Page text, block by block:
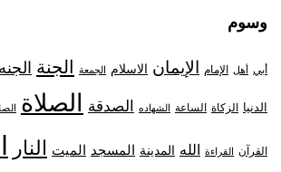
وسوم
أبي أهل الإمام الإيمان الاسلام الجمعة الجنة الجنه
الدنيا الزكاة الساعة الشهاده الصدقة الصلاة
القرآن القراءة الله المدينة المسجد الميت النار